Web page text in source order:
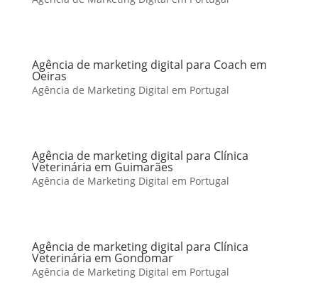
Agência de marketing digital para Coach em
Oeiras
Agência de Marketing Digital em Portugal
Agência de marketing digital para Clínica
Veterinária em Guimarães
Agência de Marketing Digital em Portugal
Agência de marketing digital para Clínica
Veterinária em Gondomar
Agência de Marketing Digital em Portugal